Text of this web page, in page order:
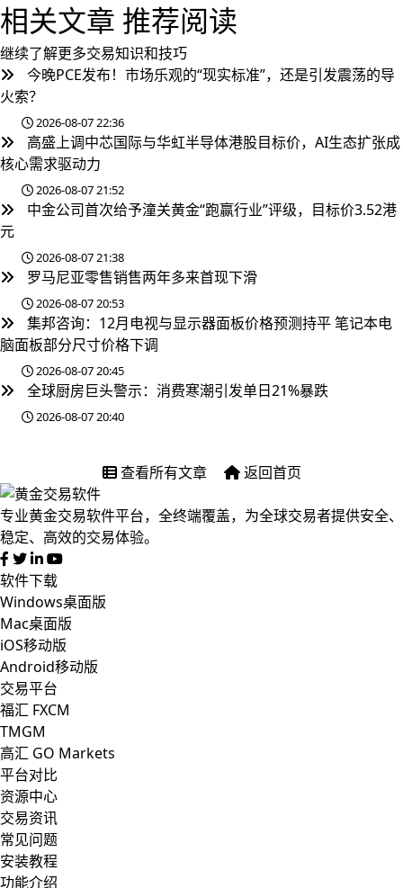
相关文章 推荐阅读
继续了解更多交易知识和技巧
今晚PCE发布！市场乐观的“现实标准”，还是引发震荡的导
火索？
2026-08-07 22:36
高盛上调中芯国际与华虹半导体港股目标价，AI生态扩张成
核心需求驱动力
2026-08-07 21:52
中金公司首次给予潼关黄金“跑赢行业”评级，目标价3.52港
元
2026-08-07 21:38
罗马尼亚零售销售两年多来首现下滑
2026-08-07 20:53
集邦咨询：12月电视与显示器面板价格预测持平 笔记本电
脑面板部分尺寸价格下调
2026-08-07 20:45
全球厨房巨头警示：消费寒潮引发单日21%暴跌
2026-08-07 20:40
查看所有文章 返回首页
专业黄金交易软件平台，全终端覆盖，为全球交易者提供安全、
稳定、高效的交易体验。
软件下载
Windows桌面版
Mac桌面版
iOS移动版
Android移动版
交易平台
福汇 FXCM
TMGM
高汇 GO Markets
平台对比
资源中心
交易资讯
常见问题
安装教程
功能介绍